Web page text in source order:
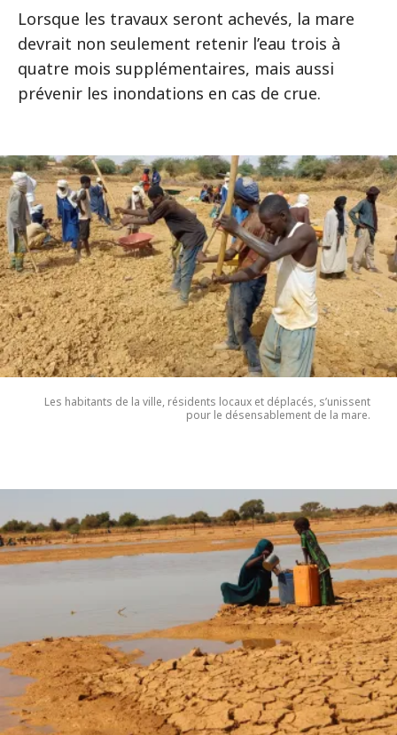
Lorsque les travaux seront achevés, la mare
devrait non seulement retenir l’eau trois à
quatre mois supplémentaires, mais aussi
prévenir les inondations en cas de crue.
Les habitants de la ville, résidents locaux et déplacés, s’unissent
pour le désensablement de la mare.